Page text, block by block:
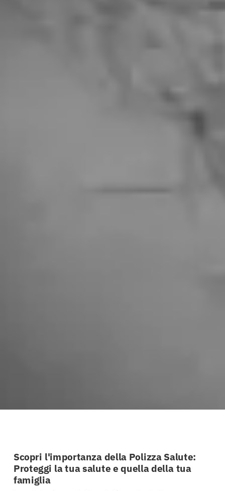
Scopri l'importanza della Polizza Salute:
Proteggi la tua salute e quella della tua
famiglia